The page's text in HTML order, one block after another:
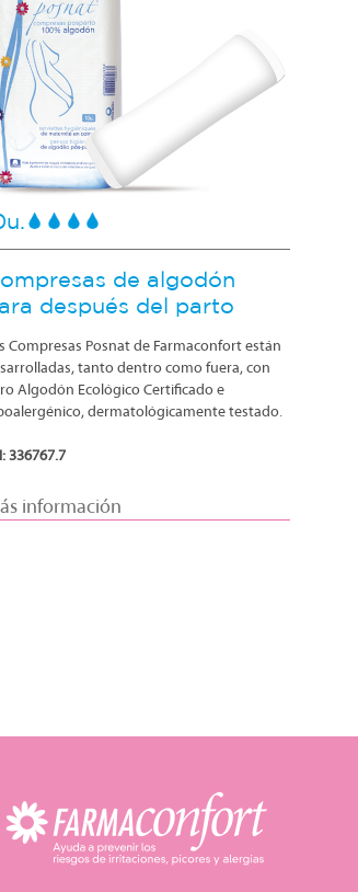
de algodón
después del parto
Compresas Posnat de Farmaconfort están
tanto dentro como fuera, con
Algodón Ecológico Certificado e
dermatológicamente testado.
336767.7
información